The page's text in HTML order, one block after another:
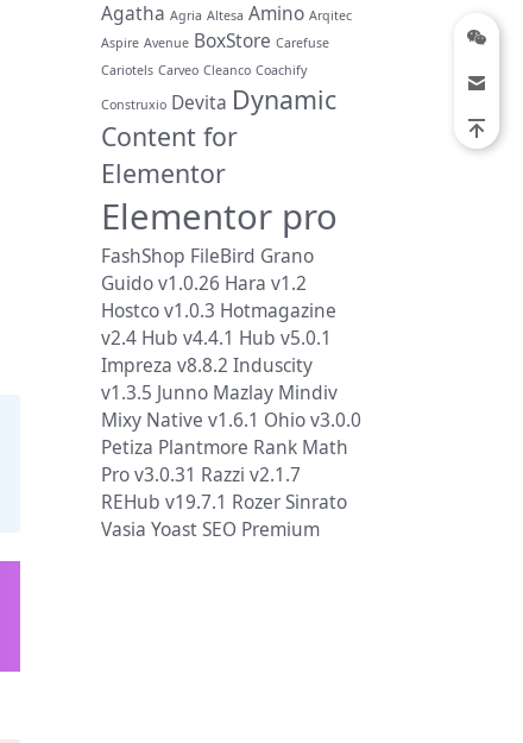
Agatha Agria Altesa Amino Arqitec
Aspire Avenue BoxStore Carefuse
Cariotels Carveo Cleanco Coachify
Construxio Devita Dynamic
Content for
Elementor
Elementor pro
FashShop FileBird Grano
Guido v1.0.26 Hara v1.2
Hostco v1.0.3 Hotmagazine
v2.4 Hub v4.4.1 Hub v5.0.1
Impreza v8.8.2 Induscity
v1.3.5 Junno Mazlay Mindiv
Mixy Native v1.6.1 Ohio v3.0.0
Petiza Plantmore Rank Math
Pro v3.0.31 Razzi v2.1.7
REHub v19.7.1 RozerSinrato
Vasia Yoast SEO Premium